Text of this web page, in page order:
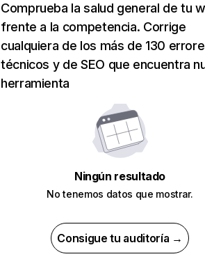
Comprueba la salud general de tu
frente a la competencia. Corrige
cualquiera de los más de 130
técnicos y de SEO que encuentra
herramienta
Ningún resultado
No tenemos datos que mostrar.
Consigue tu auditoría →